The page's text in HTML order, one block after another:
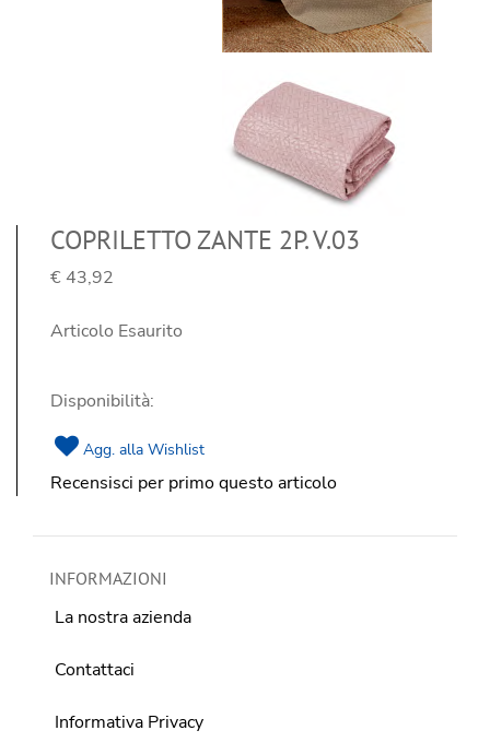
COPRILETTO ZANTE 2P. V.03
€ 43,92
Articolo Esaurito
Disponibilità:
Agg. alla Wishlist
Recensisci per primo questo articolo
INFORMAZIONI
La nostra azienda
Contattaci
Informativa Privacy